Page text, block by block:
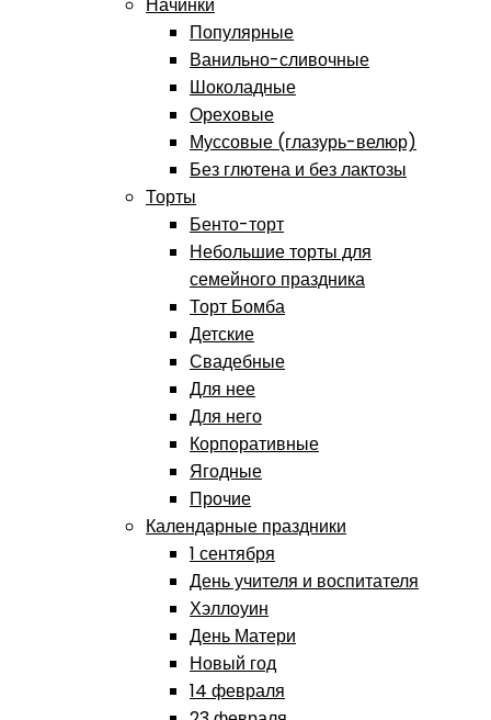
Популярные
Ванильно-сливочные
Шоколадные
Ореховые
Муссовые (глазурь-велюр)
Без глютена и без лактозы
Торты
Бенто-торт
Небольшие торты для
семейного праздника
Торт Бомба
Детские
Свадебные
Для нее
Для него
Корпоративные
Ягодные
Прочие
Календарные праздники
1 сентября
День учителя и воспитателя
Хэллоуин
День Матери
Новый год
14 февраля